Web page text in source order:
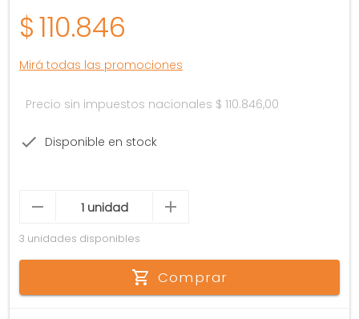
$110.846
Mirá todas las promociones
Precio sin impuestos nacionales $ 110.846,00
Disponible en stock
3 unidades disponibles
Comprar